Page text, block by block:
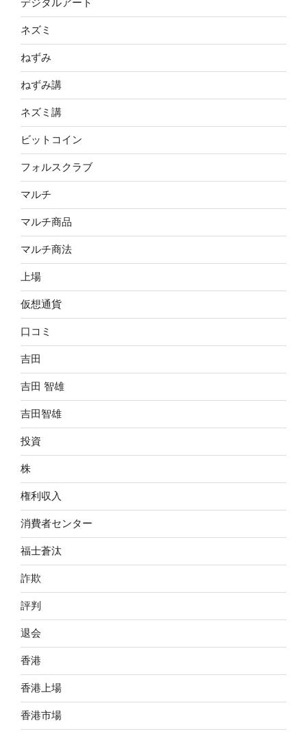
デジタルアート
ネズミ
ねずみ
ねずみ講
ネズミ講
ビットコイン
フォルスクラブ
マルチ
マルチ商品
マルチ商法
上場
仮想通貨
口コミ
吉田
吉田 智雄
吉田智雄
投資
株
権利収入
消費者センター
福士蒼汰
詐欺
評判
退会
香港
香港上場
香港市場